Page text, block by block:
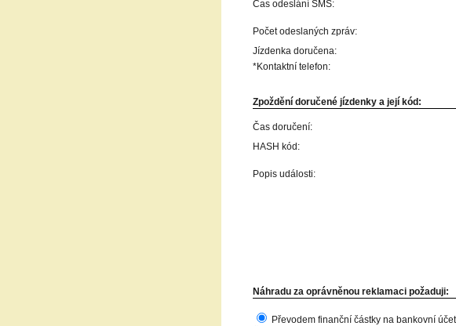
Čas odeslání SMS:
Počet odeslaných zpráv:
Jízdenka doručena:
*Kontaktní telefon:
Zpoždění doručené jízdenky a její kód:
Čas doručení:
HASH kód:
Popis události:
Náhradu za oprávněnou reklamaci požaduji:
Převodem finanční částky na bankovní účet